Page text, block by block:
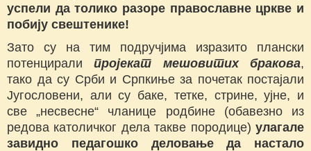
успели да толико разоре православне цркве и
побију свештенике!
Зато су на тим подручјима изразито плански
потенциралипројекат мешовитих бракова,
тако да су Срби и Српкиње за почетак постајали
Југословени, али су баке, тетке, стрине, ујне, и
све „несвесне“ чланице родбине (обавезно из
редова католичког дела такве породице) улагале
завидно педагошко деловање да настало